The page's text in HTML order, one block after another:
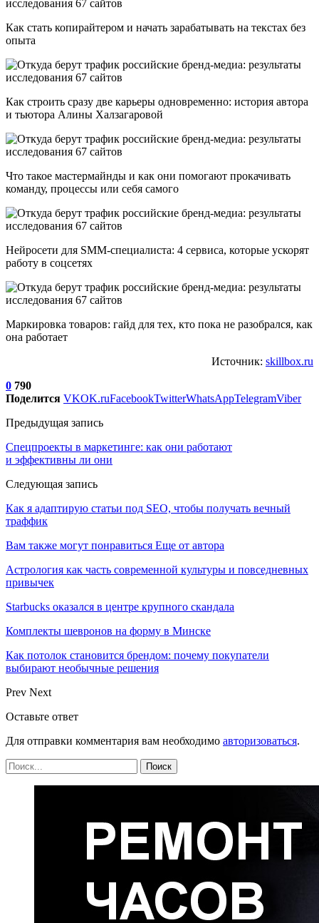
Как стать копирайтером и начать зарабатывать на текстах без
опыта
Как строить сразу две карьеры одновременно: история автора
и тьютора Алины Халзагаровой
Что такое мастермайнды и как они помогают прокачивать
команду, процессы или себя самого
Нейросети для SMM-специалиста: 4 сервиса, которые ускорят
работу в соцсетях
Маркировка товаров: гайд для тех, кто пока не разобрался, как
она работает
Источник: skillbox.ru
0 790
Поделится VKOK.ruFacebookTwitterWhatsAppTelegramViber
Предыдущая запись
Спецпроекты в маркетинге: как они работают
и эффективны ли они
Следующая запись
Как я адаптирую статьи под SEO, чтобы получать вечный
траффик
Вам также могут понравиться Еще от автора
Астрология как часть современной культуры и повседневных
привычек
Starbucks оказался в центре крупного скандала
Комплекты шевронов на форму в Минске
Как потолок становится брендом: почему покупатели
выбирают необычные решения
Prev Next
Оставьте ответ
Для отправки комментария вам необходимо авторизоваться.